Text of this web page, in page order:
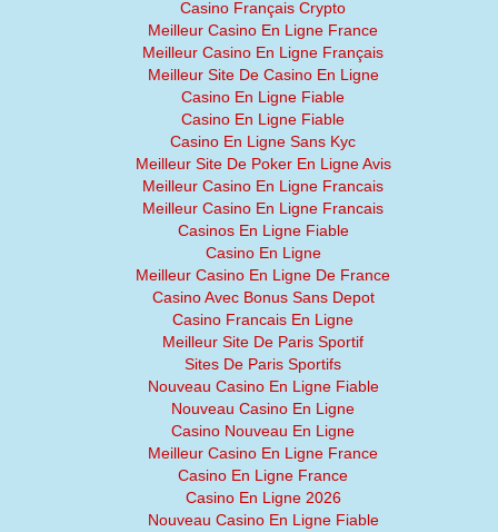
Casino Français Crypto
Meilleur Casino En Ligne France
Meilleur Casino En Ligne Français
Meilleur Site De Casino En Ligne
Casino En Ligne Fiable
Casino En Ligne Fiable
Casino En Ligne Sans Kyc
Meilleur Site De Poker En Ligne Avis
Meilleur Casino En Ligne Francais
Meilleur Casino En Ligne Francais
Casinos En Ligne Fiable
Casino En Ligne
Meilleur Casino En Ligne De France
Casino Avec Bonus Sans Depot
Casino Francais En Ligne
Meilleur Site De Paris Sportif
Sites De Paris Sportifs
Nouveau Casino En Ligne Fiable
Nouveau Casino En Ligne
Casino Nouveau En Ligne
Meilleur Casino En Ligne France
Casino En Ligne France
Casino En Ligne 2026
Nouveau Casino En Ligne Fiable